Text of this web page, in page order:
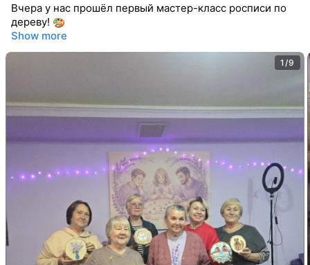
Вчера у нас прошёл первый мастер-класс росписи по
дереву!
Show more
1/9